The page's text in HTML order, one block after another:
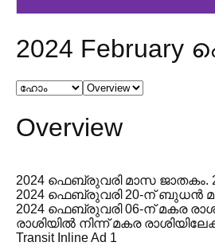
2024 February
Overview
2024 ഫെബ്രുവരി മാസ ജാതകം.
2024 ഫെബ്രുവരി 20-ന് ബുധൻ
2024 ഫെബ്രുവരി 06-ന് മകര
രാശിയിൽ നിന്ന് മകര
Transit Inline Ad 1